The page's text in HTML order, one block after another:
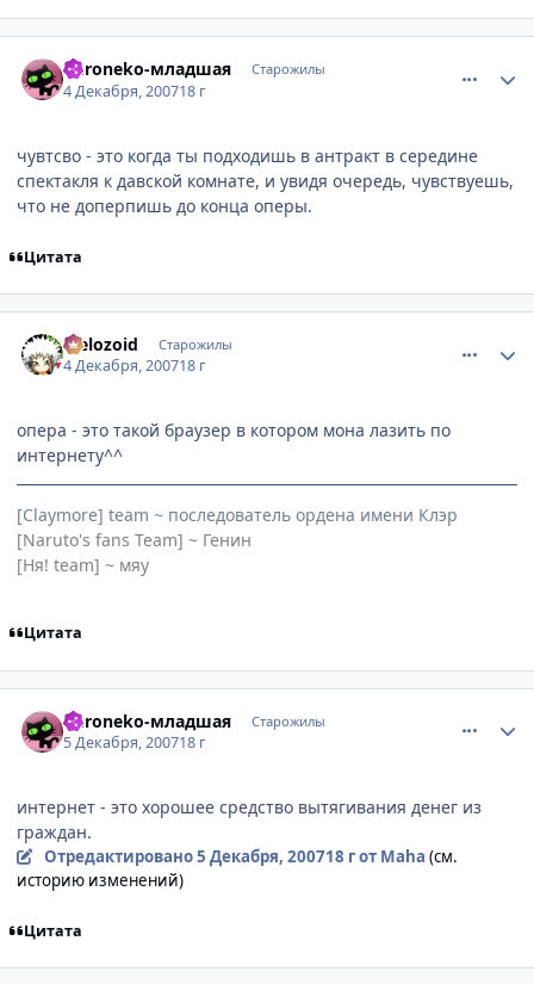
Kuroneko-младшая Старожилы
4 Декабря, 200718 г
чувтсво - это когда ты подходишь в антракт в середине
спектакля к давской комнате, и увидя очередь, чувствуешь,
что не доперпишь до конца оперы.
Цитата
Melozoid Старожилы
4 Декабря, 200718 г
опера - это такой браузер в котором мона лазить по
интернету^^
[Claymore] team ~ последователь ордена имени Клэр
[Naruto's fans Team] ~ Генин
[Ня! team] ~ мяу
Цитата
Kuroneko-младшая Старожилы
5 Декабря, 200718 г
интернет - это хорошее средство вытягивания денег из
граждан.
Отредактировано5 Декабря, 200718 гот Maha (см.
историю изменений)
Цитата